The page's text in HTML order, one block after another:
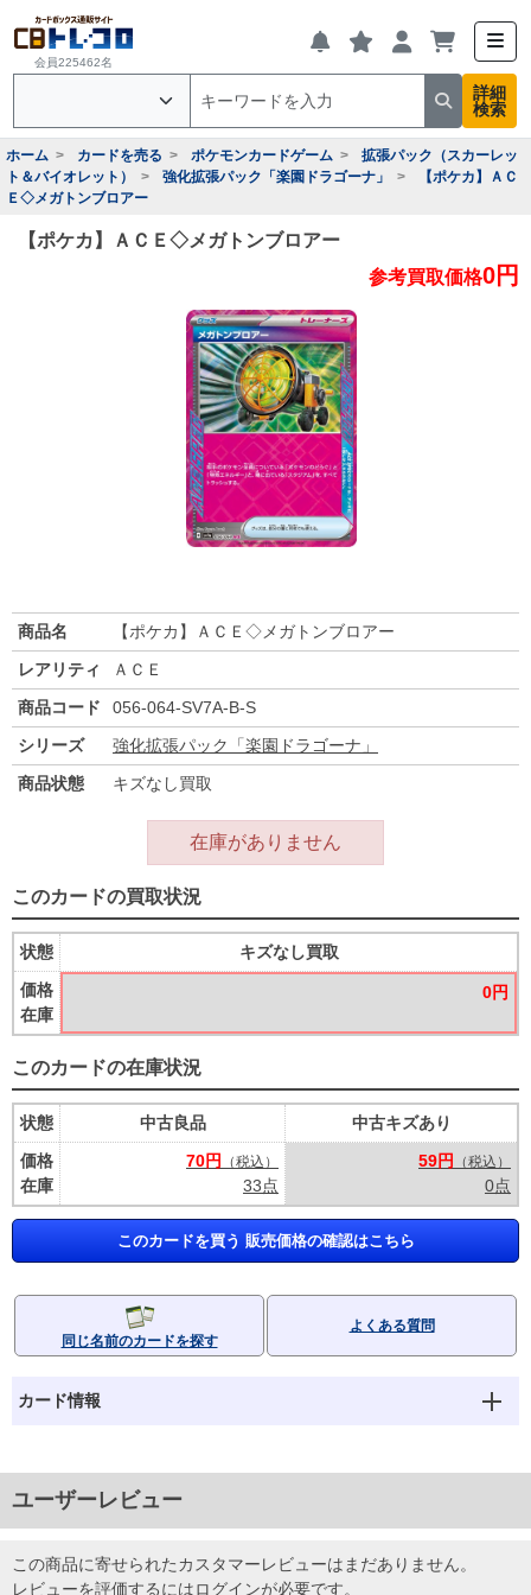
会員225462名
詳細
検索
ホーム カードを売る ポケモンカードゲーム
拡張パック（スカーレッ
ト＆バイオレット）
強化拡張パック「楽園ドラゴーナ」
【ポケカ】ＡＣ
Ｅ◇メガトンブロアー
【ポケカ】ＡＣＥ◇メガトンブロアー
参考買取価格0円
商品名
【ポケカ】ＡＣＥ◇メガトンブロアー
レアリティ
ＡＣＥ
商品コード
056-064-SV7A-B-S
シリーズ
強化拡張パック「楽園ドラゴーナ」
商品状態
キズなし買取
在庫がありません
このカードの買取状況
状態
価格
在庫
キズなし買取
0円
このカードの在庫状況
状態
価格
在庫
中古良品
70円
（税込）
33点
中古キズあり
59円
（税込）
0点
このカードを買う 販売価格の確認はこちら
同じ名前のカードを探す
よくある質問
カード情報
ユーザーレビュー
この商品に寄せられたカスタマーレビューはまだありません。
レビューを評価するにはログインが必要です。